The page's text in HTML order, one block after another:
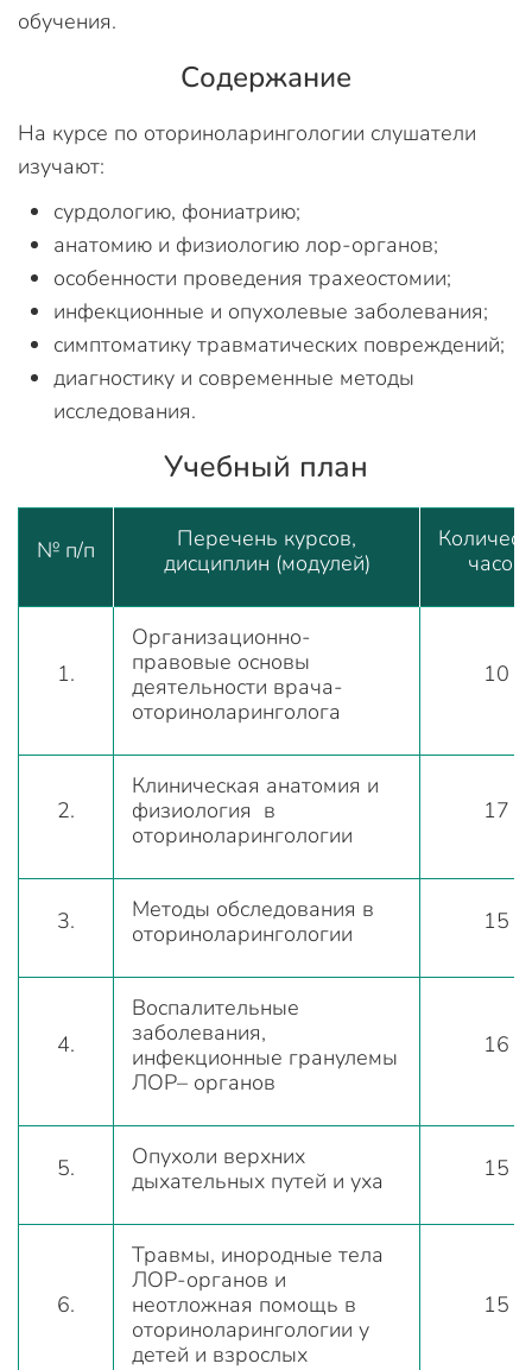
обучения.
Содержание
На курсе по оториноларингологии слушатели
изучают:
сурдологию, фониатрию;
анатомию и физиологию лор-органов;
особенности проведения трахеостомии;
инфекционные и опухолевые заболевания;
симптоматику травматических повреждений;
диагностику и современные методы
исследования.
Учебный план
№ п/п
Перечень курсов,
дисциплин (модулей)
часов
1.
Организационно-
правовые основы
деятельности врача-
оториноларинголога
10
2.
Клиническая анатомия и
физиология в
оториноларингологии
17
3.
Методы обследования в
оториноларингологии
15
4.
Воспалительные
заболевания,
инфекционные гранулемы
ЛОР– органов
16
5.
Опухоли верхних
дыхательных путей и уха
15
6.
Травмы, инородные тела
ЛОР-органов и
неотложная помощь в
оториноларингологии у
детей и взрослых
15